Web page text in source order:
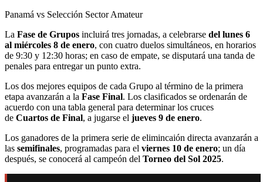
Panamá vs Selección Sector Amateur
La Fase de Grupos incluirá tres jornadas, a celebrarse del lunes 6
al miércoles 8 de enero, con cuatro duelos simultáneos, en horarios
de 9:30 y 12:30 horas; en caso de empate, se disputará una tanda de
penales para entregar un punto extra.
Los dos mejores equipos de cada Grupo al término de la primera
etapa avanzarán a la Fase Final. Los clasificados se ordenarán de
acuerdo con una tabla general para determinar los cruces
de Cuartos de Final, a jugarse el jueves 9 de enero.
Los ganadores de la primera serie de elimincaión directa avanzarán a
las semifinales, programadas para el viernes 10 de enero; un día
después, se conocerá al campeón del Torneo del Sol 2025.